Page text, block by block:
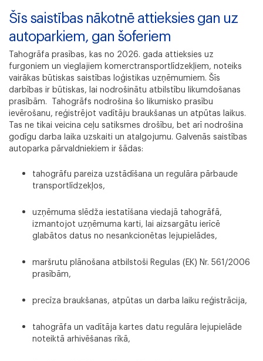
Šīs saistības nākotnē attieksies gan uz
autoparkiem, gan šoferiem
Tahogrāfa prasības, kas no 2026. gada attieksies uz
furgoniem un vieglajiem komerctransportlīdzekļiem, noteiks
vairākas būtiskas saistības loģistikas uzņēmumiem. Šīs
darbības ir būtiskas, lai nodrošinātu atbilstību likumdošanas
prasībām. Tahogrāfs nodrošina šo likumisko prasību
ievērošanu, reģistrējot vadītāju braukšanas un atpūtas laikus.
Tas ne tikai veicina ceļu satiksmes drošību, bet arī nodrošina
godīgu darba laika uzskaiti un atalgojumu. Galvenās saistības
autoparka pārvaldniekiem ir šādas:
tahogrāfu pareiza uzstādīšana un regulāra pārbaude
transportlīdzekļos,
uzņēmuma slēdža iestatīšana viedajā tahogrāfā,
izmantojot uzņēmuma karti, lai aizsargātu ierīcē
glabātos datus no nesankcionētas lejupielādes,
maršrutu plānošana atbilstoši Regulas (EK) Nr. 561/2006
prasībām,
precīza braukšanas, atpūtas un darba laiku reģistrācija,
tahogrāfa un vadītāja kartes datu regulāra lejupielāde
noteiktā arhivēšanas rīkā,